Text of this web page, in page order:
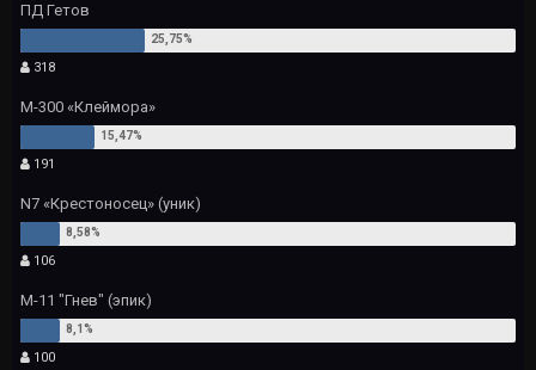
ПД Гетов
318
М-300 «Клеймора»
191
N7 «Крестоносец» (уник)
106
М-11 "Гнев" (эпик)
100